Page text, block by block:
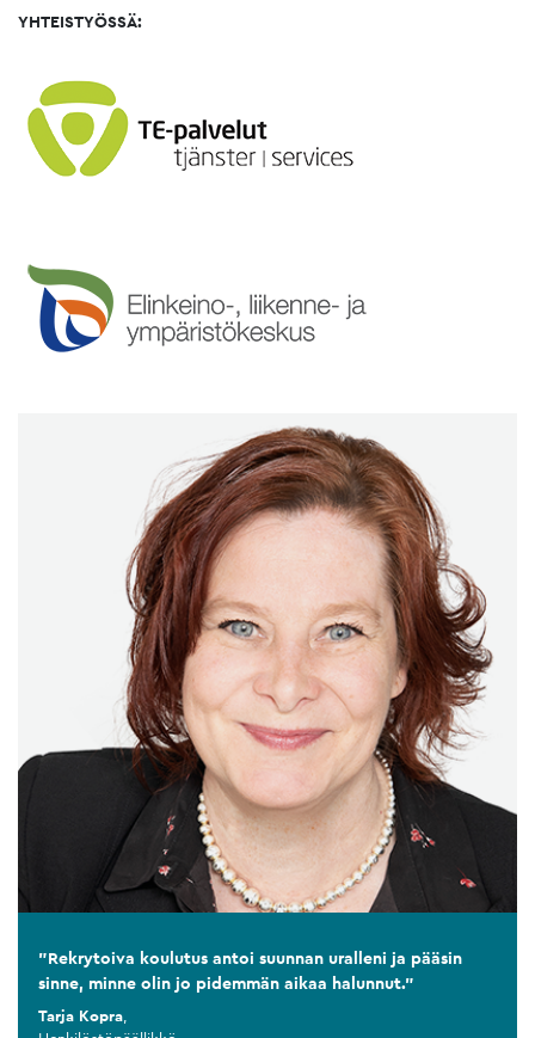
YHTEISTYÖSSÄ:
"Rekrytoiva koulutus antoi suunnan uralleni ja pääsin
sinne, minne olin jo pidemmän aikaa halunnut."
Tarja Kopra,